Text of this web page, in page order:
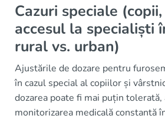
Cazuri speciale
accesul la specialiști
rural vs. urban)
Ajustările de dozare pentru
în cazul special al copiilor și
dozarea poate fi mai puțin tolerată,
monitorizarea medicală constantă